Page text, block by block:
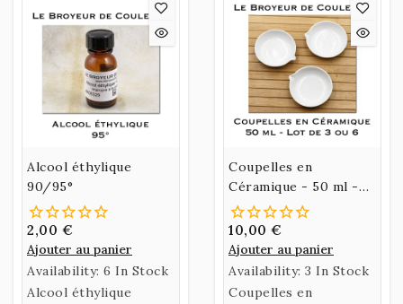
le contenant)
Alcool éthylique
90/95°
2,00 €
Ajouter au panier
Availability: 6 In Stock
Alcool éthylique
Coupelles en
Céramique - 50 ml -
Lot de 3 ou Lot de 6
10,00 €
Ajouter au panier
Availability: 3 In Stock
Coupelles en